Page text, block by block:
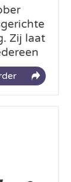
Zij laat